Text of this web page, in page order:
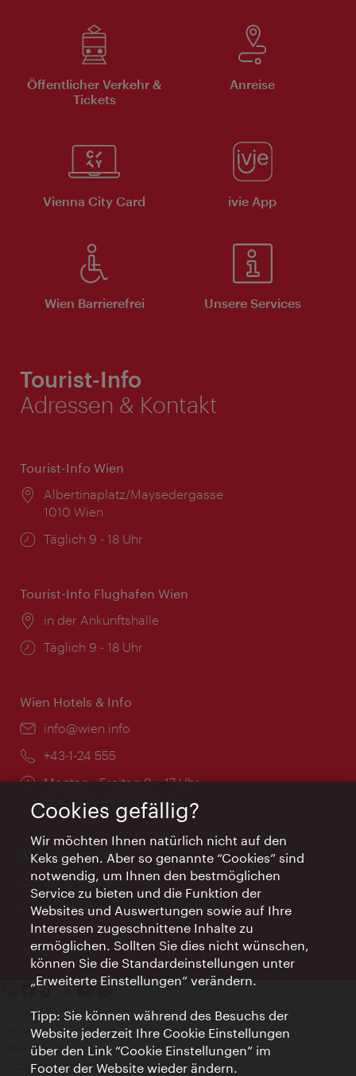
Öffentlicher Verkehr &
Tickets
Anreise
Vienna City Card ivie App
Wien Barrierefrei Unsere Services
Tourist-Info
Adressen & Kontakt
Tourist-Info Wien
Ort:
Albertinaplatz/Maysedergasse
1010 Wien
Öffnungszeiten:
Täglich 9 - 18 Uhr
Tourist-Info Flughafen Wien
Ort:
in der Ankunftshalle
Öffnungszeiten:
Täglich 9 - 18 Uhr
Wien Hotels & Info
Email:
info@wien.info
Telefon:
+43-1-24 555
Öffnungszeiten:
Montag - Freitag 9 – 17 Uhr
Feiertags geschlossen
AI Concierge Wien
Ort:
concierge.wien.info
Öffnungszeiten:
Informationen rund um die Uhr
Kontakt
Impressum
Datenschutz
Nutzungsbedingungen
Cookies gefällig?
Wir möchten Ihnen natürlich nicht auf den
Keks gehen. Aber so genannte “Cookies” sind
notwendig, um Ihnen den bestmöglichen
Service zu bieten und die Funktion der
Websites und Auswertungen sowie auf Ihre
Interessen zugeschnittene Inhalte zu
ermöglichen. Sollten Sie dies nicht wünschen,
können Sie die Standardeinstellungen unter
„Erweiterte Einstellungen“ verändern.
Tipp: Sie können während des Besuchs der
Website jederzeit Ihre Cookie Einstellungen
über den Link “Cookie Einstellungen” im
Footer der Website wieder ändern.